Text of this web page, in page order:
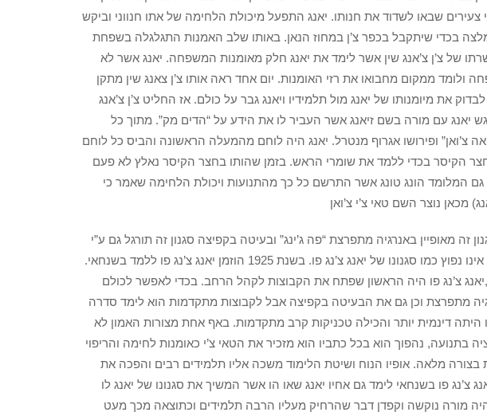
שבאו לשדוד את חנותו. יאנג התפעל מיכולת הלחימה של אתו חנווני וביקש
בכדי שיתקבל בכפר צ’ן במחוז הנאן. באותו שלב האמנות התגלגלה בשפחת
כמשרתו של צ’ן צ’אנג שין אשר לימד את יאנג חלק מאומנות המשפחה. יאנג אשר לא
ממקום מחבואו את רזי האומנות. יום אחד ראה אותו צ’ן צאנג שין מתקן
את מיומנותו של יאנג מול תלמידיו ויאנג גבר על כולם. אז החליט צ’ן צ’אנג
יאנג עם מורה בשם זיאנג אשר העביר לו את הידע על “הדים מק”. מתוך כל
צ’ואן” ופירושו אגרוף מנטרל. יאנג היה לוחם מהמעלה הראשונה והביס כל לוחם
הקיסר בכדי ללמד את שומרי הראש. בזמן שהותו בחצר הקיסר נאלץ לא פעם
המלומד הונג טונג אשר התרשם כל כך מהתנועות ויכולת הלחימה שאמר כי
מכאן נוצר השם טאי צ’י צ’ואן
זה מאופיין באנרגיה מתפרצת “פה ג’ינג” ובעיטה בקפיצה סגנון זה תורגל גם ע”י
יאנג באן הו ו יאנג ג’יאו הו .עד היוםמתורגל סגנון זה אבל אינו נפוץ כמו סגנונו של יאנג צ’נג פו. בשנת 1925 הוזמן יאנג צ’נג פו ללמד בשנחאי.
צ’נג פו היה הראשון שפתח את הקבוצות לקהל הרחב. בכדי לאפשר לכולם
מתפרצת וכן גם את הבעיטה בקפיצה אבל לקבוצות מתקדמות הוא לימד סדרה
היתה דינמית יותר והכילה טכניקות קרב מתקדמות. באף אחת מצורות האמון לא
בתנועה, נהפוך הוא בכל כתביו הוא מזכיר את הטאי צ’י כאומנות לחימה והריפוי
בצורה מלאה. אופיו הנוח ושיטת הלימוד משכה אליו תלמידים רבים והפכה את
צ’נג פו בשנחאי לימד גם אחיו יאנג שאו הו אשר המשיך את סגנונו של יאנג לו
מורה נוקשה וקפדן דבר שהרחיק מעליו הרבה תלמידים וכתוצאה מכך מעט